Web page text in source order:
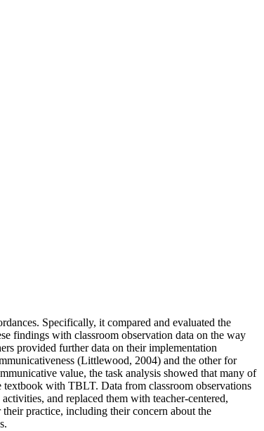
Specifically, it compared and evaluated the
findings with classroom observation data on the way
provided further data on their implementation
(Littlewood, 2004) and the other for
value, the task analysis showed that many of
with TBLT. Data from classroom observations
and replaced them with teacher-centered,
practice, including their concern about the